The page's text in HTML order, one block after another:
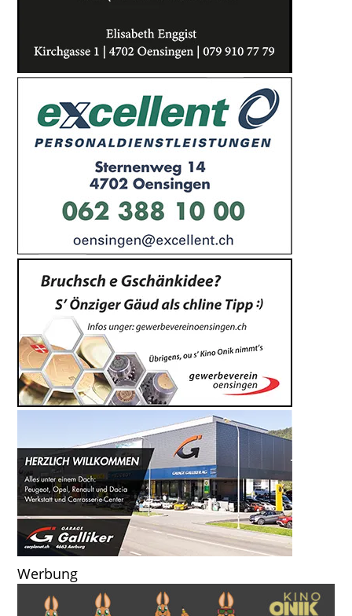
Werbung